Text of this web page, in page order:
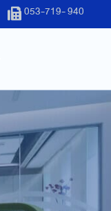
053-719- 940